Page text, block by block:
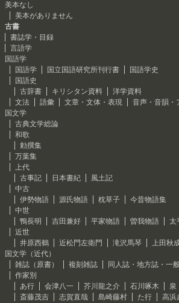
美本なし
美本がありません
古書
書誌学・目録
言語学
国語学
国語学
国立国語研究所刊行書
国語学史
国語史
古辞書
キリシタン資料
洋学資料
文法
語彙 文章・文体・表現 音声・音韻・
国文学
古典文学総論
和歌
勅撰集
万葉集
上代
古事記
日本書紀
風土記
中古
伊勢物語
源氏物語 枕草子
今昔物語集
中世
鴨長明
吉田兼好 平家物語 曽我物語
太
近世
井原西鶴
近松門左衛門 滝沢馬琴 上田秋
国文学（近代）
雑誌（原書）
複刻雑誌 同人誌・地方誌・一
作家別
あ行
会津八一 芥川龍之介 石川啄木
斎藤茂吉
志賀直哉 島崎藤村 た行 高浜